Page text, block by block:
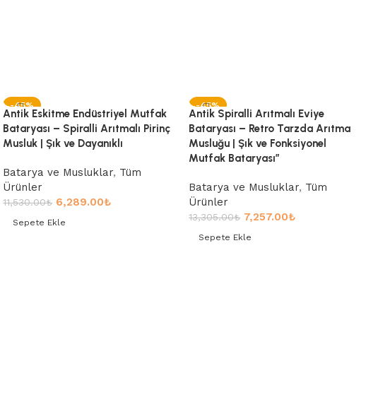
-45%
Antik Eskitme Endüstriyel Mutfak
Bataryası – Spiralli Arıtmalı Pirinç
Musluk | Şık ve Dayanıklı
Batarya ve Musluklar, Tüm
Ürünler
11,530.00₺ 6,289.00₺
Sepete Ekle
-45%
Antik Spiralli Arıtmalı Eviye
Bataryası – Retro Tarzda Arıtma
Musluğu | Şık ve Fonksiyonel
Mutfak Bataryası”
Batarya ve Musluklar, Tüm
Ürünler
13,305.00₺ 7,257.00₺
Sepete Ekle